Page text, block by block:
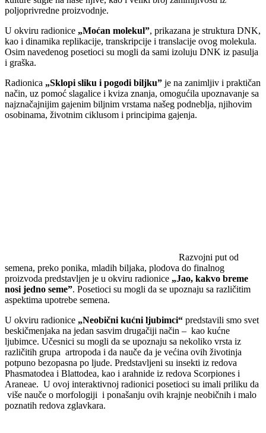
poljoprivredne proizvodnje.
U okviru radionice „Moćan molekulˮ, prikazana je struktura DNK,
kao i dinamika replikacije, transkripcije i translacije ovog molekula.
Osim navedenog posetioci su mogli da sami izoluju DNK iz pasulja
i graška.
Radionica „Sklopi sliku i pogodi biljkuˮ je na zanimljiv i praktičan
način, uz pomoć slagalice i kviza znanja, omogućila upoznavanje sa
najznačajnijim gajenim biljnim vrstama našeg podneblja, njihovim
osobinama, životnim ciklusom i principima gajenja.
Razvojni put od
semena, preko ponika, mladih biljaka, plodova do finalnog
proizvoda predstavljen je u okviru radionice „Jao, kakvo breme
nosi jedno semeˮ. Posetioci su mogli da se upoznaju sa različitim
aspektima upotrebe semena.
U okviru radionice „Neobični kućni ljubimci“ predstavili smo svet
beskičmenjaka na jedan sasvim drugačiji način – kao kućne
ljubimce. Učesnici su mogli da se upoznaju sa nekoliko vrsta iz
različitih grupa artropoda i da nauče da je većina ovih životinja
potpuno bezopasna po ljude. Predstavljeni su insekti iz redova
Phasmatodea i Blattodea, kao i arahnide iz redova Scorpiones i
Araneae. U ovoj interaktivnoj radionici posetioci su imali priliku da
više nauče o morfologiji i ponašanju ovih krajnje neobičnih i malo
poznatih redova zglavkara.